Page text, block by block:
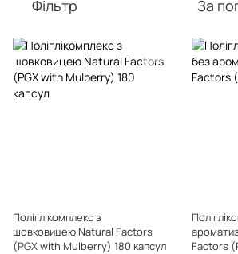
Фільтр За
Поліглікомплекс з
шовковицею Natural Factors
(PGX with Mulberry) 180 капсул
Factors